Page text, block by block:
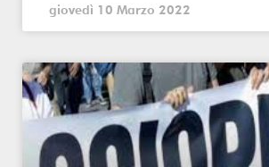
giovedì 10 Marzo 2022